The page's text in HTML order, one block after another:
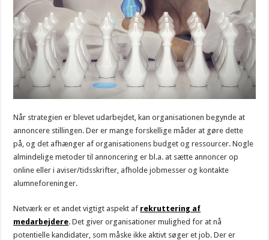
Når strategien er blevet udarbejdet, kan organisationen begynde at
annoncere stillingen. Der er mange forskellige måder at gøre dette
på, og det afhænger af organisationens budget og ressourcer. Nogle
almindelige metoder til annoncering er bl.a. at sætte annoncer op
online eller i aviser/tidsskrifter, afholde jobmesser og kontakte
alumneforeninger.
Netværk er et andet vigtigt aspekt af rekruttering af
medarbejdere. Det giver organisationer mulighed for at nå
potentielle kandidater, som måske ikke aktivt søger et job. Der er